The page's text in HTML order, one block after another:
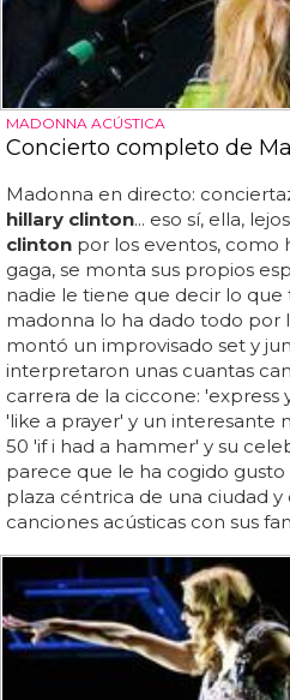
MADONNA ACÚSTICA
Concierto completo de
Madonna en directo:
hillary clinton... eso sí, ella,
clinton por los eventos, como
gaga, se monta sus propios
nadie le tiene que decir lo que
madonna lo ha dado todo por
montó un improvisado set y
interpretaron unas cuantas
carrera de la ciccone: 'express
'like a prayer' y un interesante
50 'if i had a hammer' y su
parece que le ha cogido
plaza céntrica de una ciudad
canciones acústicas con sus